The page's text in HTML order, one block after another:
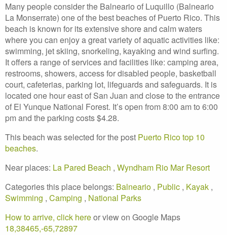
Many people consider the Balneario of Luquillo (Balneario
La Monserrate) one of the best beaches of Puerto Rico. This
beach is known for its extensive shore and calm waters
where you can enjoy a great variety of aquatic activities like:
swimming, jet skiing, snorkeling, kayaking and wind surfing.
It offers a range of services and facilities like: camping area,
restrooms, showers, access for disabled people, basketball
court, cafeterias, parking lot, lifeguards and safeguards. It is
located one hour east of San Juan and close to the entrance
of El Yunque National Forest. It’s open from 8:00 am to 6:00
pm and the parking costs $4.28.
This beach was selected for the post Puerto Rico top 10
beaches.
Near places: La Pared Beach , Wyndham Rio Mar Resort
Categories this place belongs: Balneario , Public , Kayak ,
Swimming , Camping , National Parks
How to arrive, click hereor view on Google Maps
18,38465,-65,72897